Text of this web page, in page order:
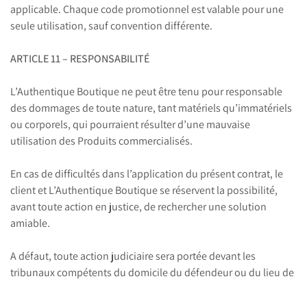
applicable. Chaque code promotionnel est valable pour une
seule utilisation, sauf convention différente.
ARTICLE 11 – RESPONSABILITÉ
L’Authentique Boutique ne peut être tenu pour responsable
des dommages de toute nature, tant matériels qu’immatériels
ou corporels, qui pourraient résulter d’une mauvaise
utilisation des Produits commercialisés.
En cas de difficultés dans l’application du présent contrat, le
client et L’Authentique Boutique se réservent la possibilité,
avant toute action en justice, de rechercher une solution
amiable.
A défaut, toute action judiciaire sera portée devant les
tribunaux compétents du domicile du défendeur ou du lieu de